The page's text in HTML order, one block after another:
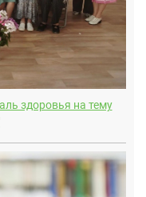
здоровья на тему